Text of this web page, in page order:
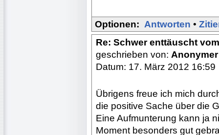
Optionen: Antworten •
Re: Schwer enttäuscht
geschrieben von:
Datum: 17. März 2012 16:59
Übrigens freue ich mich
die positive Sache über die
Eine Aufmunterung kann ja
Moment besonders gut